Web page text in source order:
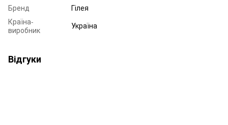
Бренд
Гілея
Країна-
виробник
Україна
Відгуки